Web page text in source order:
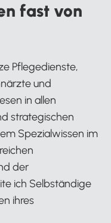
fast von
Pflegedienste,
und
in allen
strategischen
Spezialwissen im
der
ich Selbständige
ihres